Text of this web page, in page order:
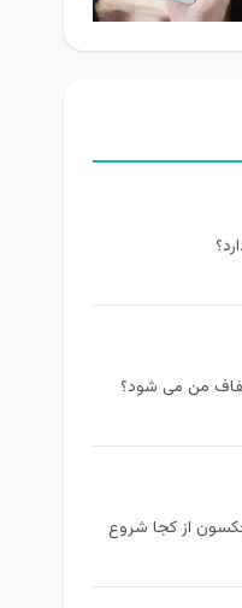
من می شود؟
از كجا شروع